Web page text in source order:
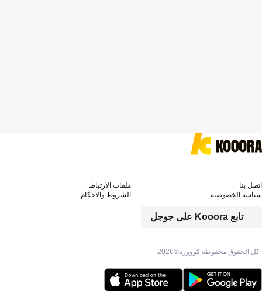
كل الحقوق محفوظة كووورة©2026
تابع Kooora على جوجل
اتصل بنا
ملفات الارتباط
سياسة الخصوصية
الشروط والاحكام